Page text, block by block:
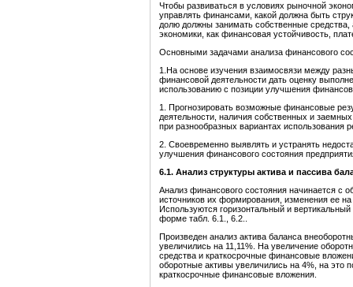
Чтобы развиваться в условиях рыночной
управлять финансами, какой должна быть
долю должны занимать собственные
экономики, как финансовая устойчивость,
Основными задачами анализа финансового
1.На основе изучения взаимосвязи между
финансовой деятельности дать оценку
использованию с позиции улучшения
1. Прогнозировать возможные финансовые
деятельности, наличия собственных и
при разнообразных вариантах использования
2. Своевременно выявлять и устранять
улучшения финансового состояния
6.1. Анализ структуры актива и пассива
Анализ финансового состояния начинается с
источников их формирования, изменения ее
Используются горизонтальный и
форме табл. 6.1., 6.2..
Произведен анализ актива баланса
увеличились на 11,11%. На увеличение
средства и краткосрочные финансовые
оборотные активы увеличились на 4%, на это
краткосрочные финансовые вложения.